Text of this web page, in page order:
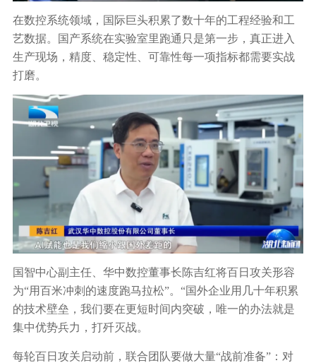
在数控系统领域，国际巨头积累了数十年的工程经验和工
艺数据。国产系统在实验室里跑通只是第一步，真正进入
生产现场，精度、稳定性、可靠性每一项指标都需要实战
打磨。
国智中心副主任、华中数控董事长陈吉红将百日攻关形容
为“用百米冲刺的速度跑马拉松”。“国外企业用几十年积累
的技术壁垒，我们要在更短时间内突破，唯一的办法就是
集中优势兵力，打歼灭战。
每轮百日攻关启动前，联合团队要做大量“战前准备”：对